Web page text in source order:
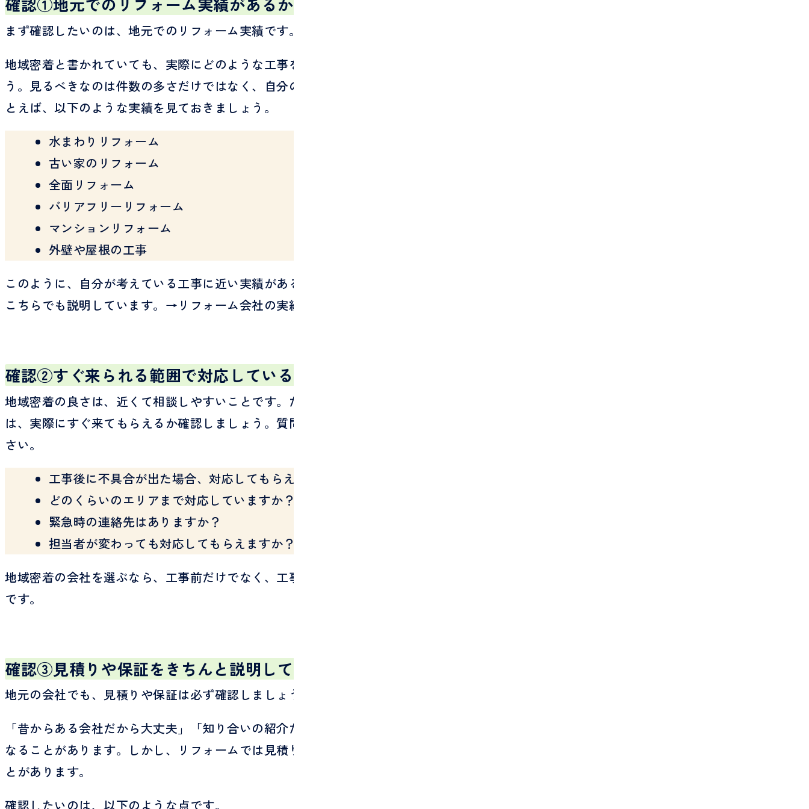
まず確認したいのは、地元でのリフォーム実績です。
地域密着と書かれていても、実際にどのような工事をしているかは確認しておきましょ
う。見るべきなのは件数の多さだけではなく、自分の工事に近い実績があるかです。た
とえば、以下のような実績を見ておきましょう。
水まわりリフォーム
古い家のリフォーム
全面リフォーム
バリアフリーリフォーム
マンションリフォーム
外壁や屋根の工事
このように、自分が考えている工事に近い実績があるかを確認します。実績の見方は、
こちらでも説明しています。→リフォーム会社の実績はどこを見る？
確認②すぐ来られる範囲で対応しているか
地域密着の良さは、近くて相談しやすいことです。ただし、対応エリアが広すぎる場合
は、実際にすぐ来てもらえるか確認しましょう。質問するときは、こう聞いてみてくだ
さい。
工事後に不具合が出た場合、対応してもらえますか？
どのくらいのエリアまで対応していますか？
緊急時の連絡先はありますか？
担当者が変わっても対応してもらえますか？
地域密着の会社を選ぶなら、工事前だけでなく、工事後の対応まで確認することが大切
です。
確認③見積りや保証をきちんと説明してくれるか
地元の会社でも、見積りや保証は必ず確認しましょう。
「昔からある会社だから大丈夫」「知り合いの紹介だから安心」と思って、確認が甘く
なることがあります。しかし、リフォームでは見積りや保証が曖昧だと、あとで困るこ
とがあります。
確認したいのは、以下のような点です。